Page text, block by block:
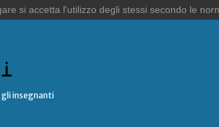
gli insegnanti